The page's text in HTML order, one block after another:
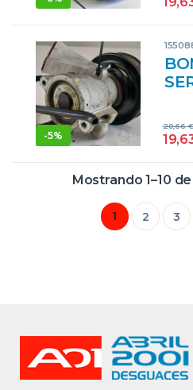
-5%
20,66€
Mostrando 1–10
1 2 3